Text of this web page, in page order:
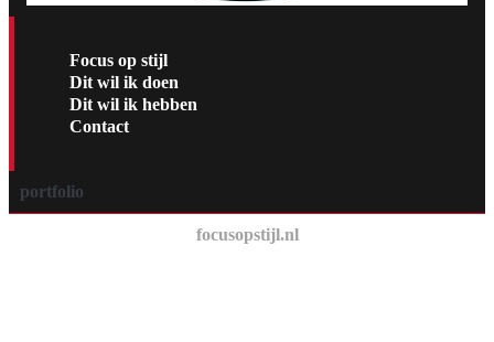
Focus op stijl
Dit wil ik doen
Dit wil ik hebben
Contact
portfolio
focusopstijl.nl